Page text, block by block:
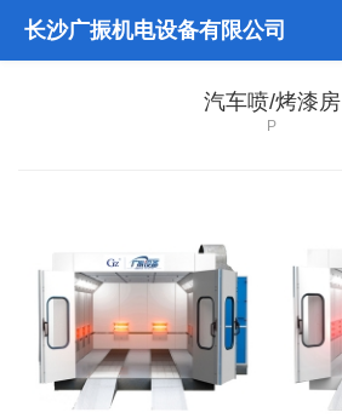
长沙广振机电设备有限公司
汽车喷/烤漆房
P